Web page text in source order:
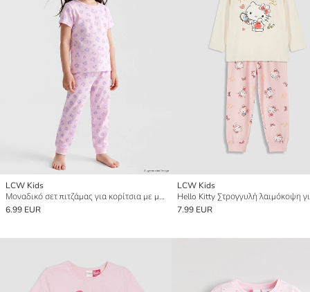
LCW Kids
Μοναδικό σετ πιτζάμας για κορίτσια με μοτίβο
6.99 EUR
LCW Kids
7.99 EUR